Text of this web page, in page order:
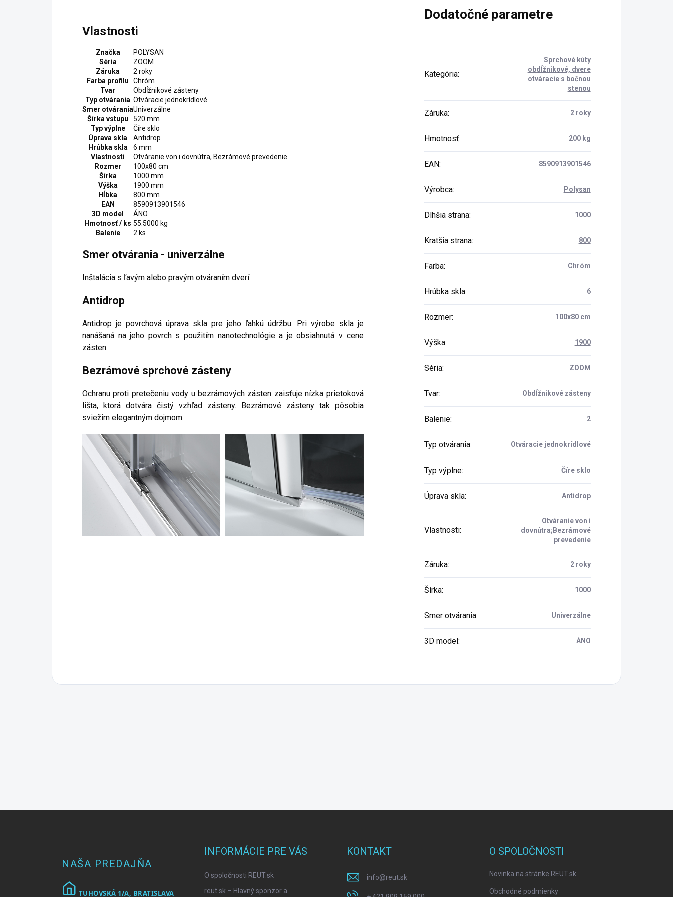
Vlastnosti
Značka
POLYSAN
Séria
ZOOM
Záruka
2 roky
Farba profilu
Chróm
Tvar
Obdĺžnikové zásteny
Typ otvárania Otváracie jednokrídlové
Smer otváraniaUniverzálne
Šírka vstupu
520 mm
Typ výplne
Číre sklo
Úprava skla
Antidrop
Hrúbka skla
6 mm
Vlastnosti
Otváranie von i dovnútra, Bezrámové prevedenie
Rozmer
100x80 cm
Šírka
1000 mm
Výška
1900 mm
Hĺbka
800 mm
EAN
8590913901546
3D model
ÁNO
Hmotnosť / ks 55.5000 kg
Balenie
2 ks
Smer otvárania - univerzálne
Inštalácia s ľavým alebo pravým otváraním dverí.
Antidrop
Antidrop je povrchová úprava skla pre jeho ľahkú údržbu. Pri výrobe skla je
nanášaná na jeho povrch s použitím nanotechnológie a je obsiahnutá v cene
zásten.
Bezrámové sprchové zásteny
Ochranu proti pretečeniu vody u bezrámových zásten zaisťuje nízka prietoková
lišta, ktorá dotvára čistý vzhľad zásteny. Bezrámové zásteny tak pôsobia
sviežim elegantným dojmom.
Dodatočné parametre
Kategória:
Sprchové kúty
obdĺžnikové, dvere
otváracie s bočnou
stenou
Záruka: 2 roky
Hmotnosť: 200 kg
EAN: 8590913901546
Výrobca: Polysan
Dlhšia strana: 1000
Kratšia strana: 800
Farba: Chróm
Hrúbka skla: 6
Rozmer: 100x80 cm
Výška: 1900
Séria: ZOOM
Tvar: Obdĺžnikové zásteny
Balenie: 2
Typ otvárania: Otváracie jednokrídlové
Typ výplne: Číre sklo
Úprava skla: Antidrop
Vlastnosti:
Otváranie von i
dovnútra;Bezrámové
prevedenie
Záruka: 2 roky
Šírka: 1000
Smer otvárania: Univerzálne
3D model: ÁNO
NAŠA PREDAJŇA
TUHOVSKÁ 1/A, BRATISLAVA
INFORMÁCIE PRE VÁS
O spoločnosti REUT.sk
reut.sk – Hlavný sponzor a
KONTAKT
info@reut.sk
O SPOLOČNOSTI
Novinka na stránke REUT.sk
Obchodné podmienky